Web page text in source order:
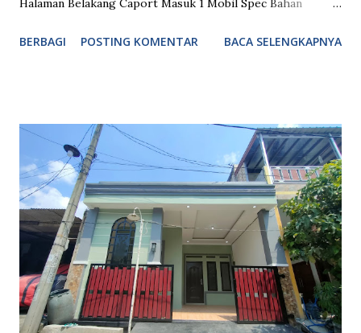
Halaman Belakang Caport Masuk 1 Mobil Spec Bahan
Plafon Gypsum Aplus Tinggi Plafon 3,2 Meter Lantai Granit
Rumah Sakit Dekat Sekolahan Dekat Akses Jalan Tol Dekat
Akses Stasiun Kereta Masuk Mobil ATM Center Sport
Center Lingkungan Aman & Nyaman Lokasi Bebas Banjir
Kolam Renang Akses Menuju Akses Jalan Tol: 10 Menit
Menuju Tol Bekasi Timur (Jakarta - Cikampek) 5 Menit
Menuju Tol Tambun (Jakarta - Cikampek) 15 Menit Menuju
Tol Burangkeng (Cibitung - Cimanggis) Akses Menuju
Akses Stasiun Kereta: 10 Menit Menuju Stasiun LRT Jati
Mulya 25 Menit Menuju Stasiun KRL Tambun Fasilitas
BERBAGI POSTING KOMENTAR BACA SELENGKAPNYA